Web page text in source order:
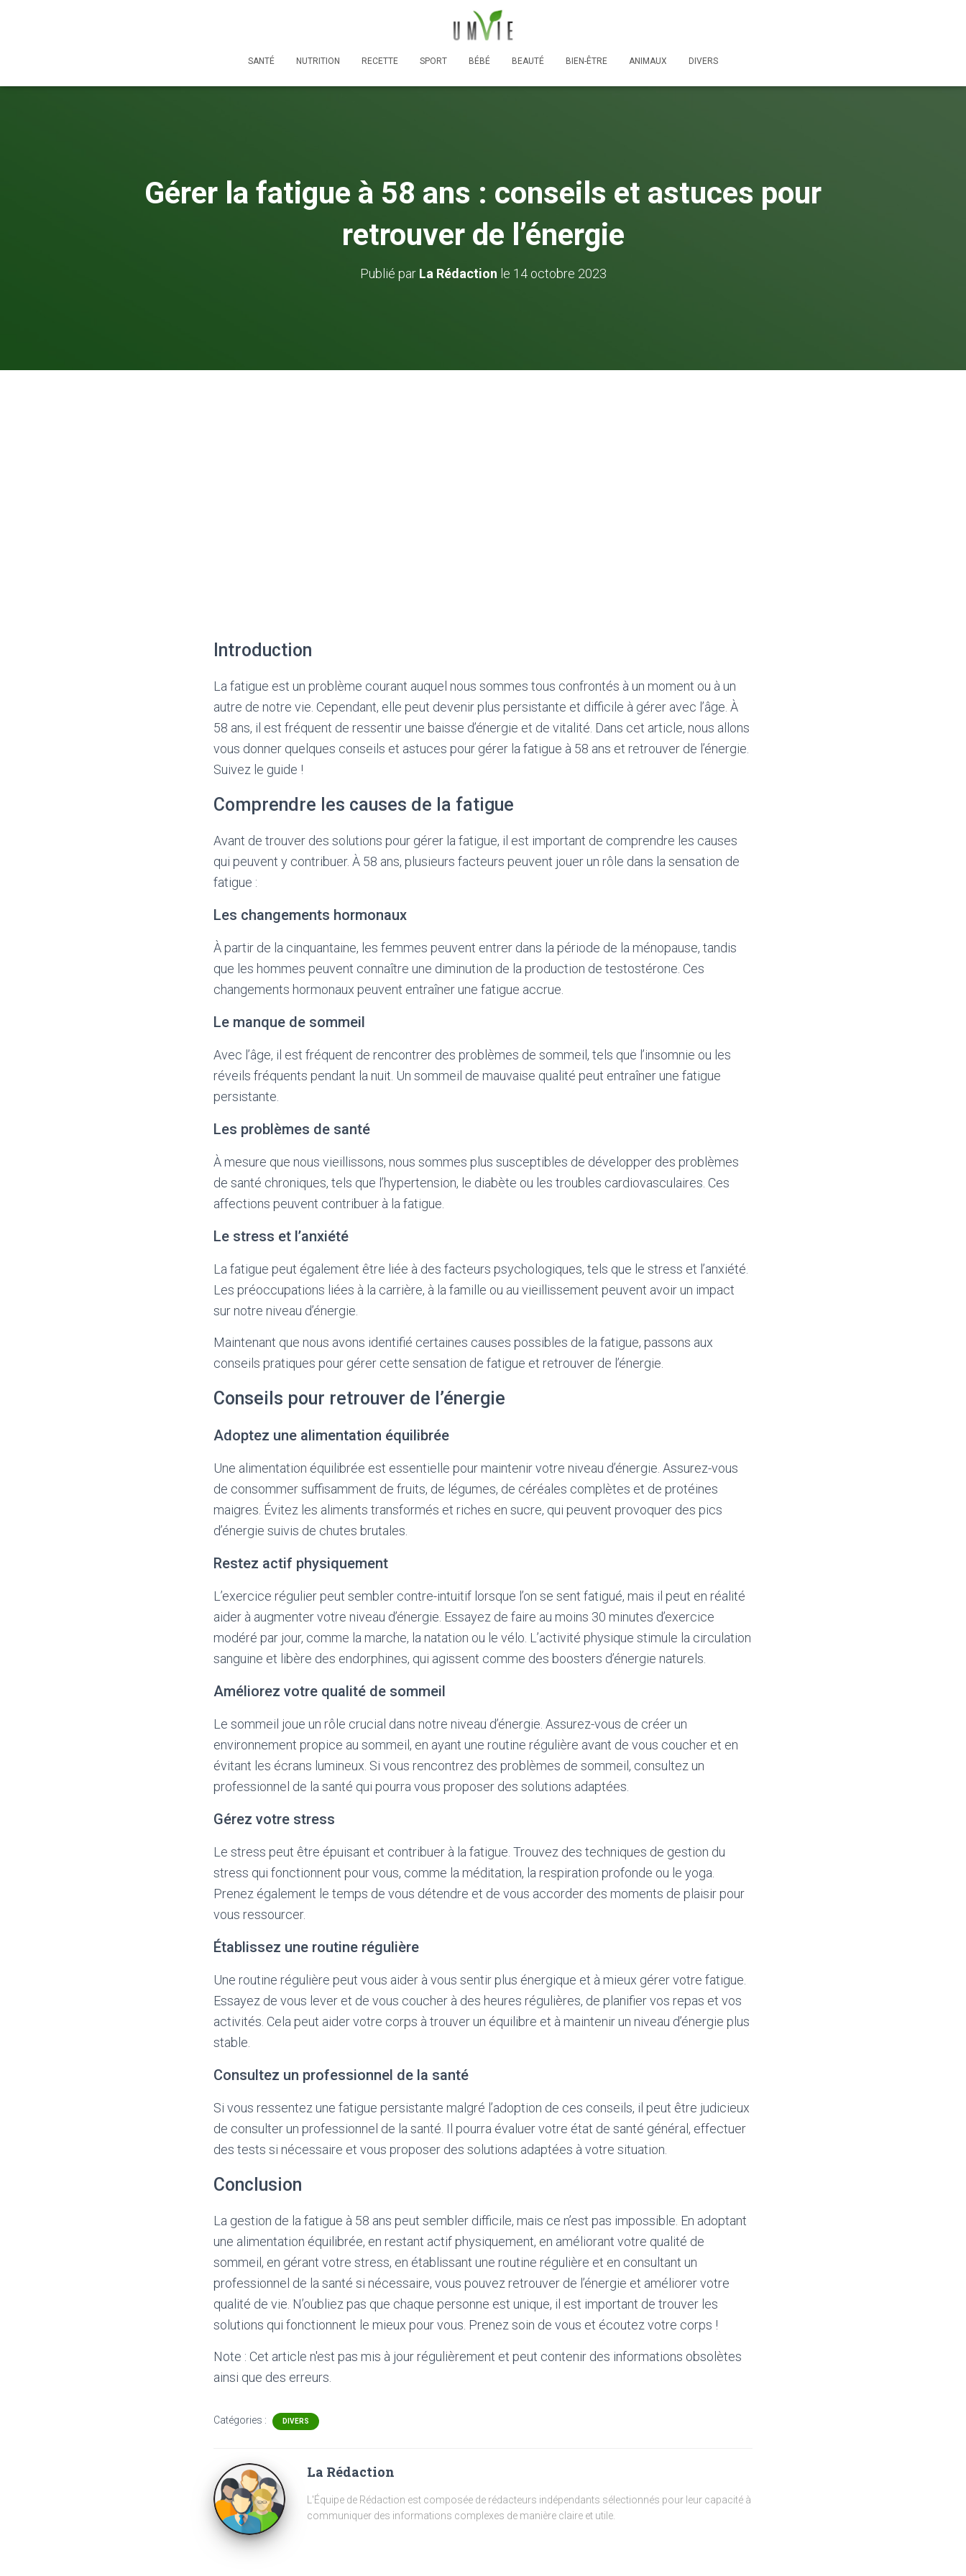
SANTÉ NUTRITION RECETTE SPORT BÉBÉ BEAUTÉ BIEN-ÊTRE ANIMAUX DIVERS
Gérer la fatigue à 58 ans : conseils et astuces pour
retrouver de l’énergie
Publié par La Rédaction le 14 octobre 2023
Introduction
La fatigue est un problème courant auquel nous sommes tous confrontés à un moment ou à un
autre de notre vie. Cependant, elle peut devenir plus persistante et difficile à gérer avec l’âge. À
58 ans, il est fréquent de ressentir une baisse d’énergie et de vitalité. Dans cet article, nous allons
vous donner quelques conseils et astuces pour gérer la fatigue à 58 ans et retrouver de l’énergie.
Suivez le guide !
Comprendre les causes de la fatigue
Avant de trouver des solutions pour gérer la fatigue, il est important de comprendre les causes
qui peuvent y contribuer. À 58 ans, plusieurs facteurs peuvent jouer un rôle dans la sensation de
fatigue :
Les changements hormonaux
À partir de la cinquantaine, les femmes peuvent entrer dans la période de la ménopause, tandis
que les hommes peuvent connaître une diminution de la production de testostérone. Ces
changements hormonaux peuvent entraîner une fatigue accrue.
Le manque de sommeil
Avec l’âge, il est fréquent de rencontrer des problèmes de sommeil, tels que l’insomnie ou les
réveils fréquents pendant la nuit. Un sommeil de mauvaise qualité peut entraîner une fatigue
persistante.
Les problèmes de santé
À mesure que nous vieillissons, nous sommes plus susceptibles de développer des problèmes
de santé chroniques, tels que l’hypertension, le diabète ou les troubles cardiovasculaires. Ces
affections peuvent contribuer à la fatigue.
Le stress et l’anxiété
La fatigue peut également être liée à des facteurs psychologiques, tels que le stress et l’anxiété.
Les préoccupations liées à la carrière, à la famille ou au vieillissement peuvent avoir un impact
sur notre niveau d’énergie.
Maintenant que nous avons identifié certaines causes possibles de la fatigue, passons aux
conseils pratiques pour gérer cette sensation de fatigue et retrouver de l’énergie.
Conseils pour retrouver de l’énergie
Adoptez une alimentation équilibrée
Une alimentation équilibrée est essentielle pour maintenir votre niveau d’énergie. Assurez-vous
de consommer suffisamment de fruits, de légumes, de céréales complètes et de protéines
maigres. Évitez les aliments transformés et riches en sucre, qui peuvent provoquer des pics
d’énergie suivis de chutes brutales.
Restez actif physiquement
L’exercice régulier peut sembler contre-intuitif lorsque l’on se sent fatigué, mais il peut en réalité
aider à augmenter votre niveau d’énergie. Essayez de faire au moins 30 minutes d’exercice
modéré par jour, comme la marche, la natation ou le vélo. L’activité physique stimule la circulation
sanguine et libère des endorphines, qui agissent comme des boosters d’énergie naturels.
Améliorez votre qualité de sommeil
Le sommeil joue un rôle crucial dans notre niveau d’énergie. Assurez-vous de créer un
environnement propice au sommeil, en ayant une routine régulière avant de vous coucher et en
évitant les écrans lumineux. Si vous rencontrez des problèmes de sommeil, consultez un
professionnel de la santé qui pourra vous proposer des solutions adaptées.
Gérez votre stress
Le stress peut être épuisant et contribuer à la fatigue. Trouvez des techniques de gestion du
stress qui fonctionnent pour vous, comme la méditation, la respiration profonde ou le yoga.
Prenez également le temps de vous détendre et de vous accorder des moments de plaisir pour
vous ressourcer.
Établissez une routine régulière
Une routine régulière peut vous aider à vous sentir plus énergique et à mieux gérer votre fatigue.
Essayez de vous lever et de vous coucher à des heures régulières, de planifier vos repas et vos
activités. Cela peut aider votre corps à trouver un équilibre et à maintenir un niveau d’énergie plus
stable.
Consultez un professionnel de la santé
Si vous ressentez une fatigue persistante malgré l’adoption de ces conseils, il peut être judicieux
de consulter un professionnel de la santé. Il pourra évaluer votre état de santé général, effectuer
des tests si nécessaire et vous proposer des solutions adaptées à votre situation.
Conclusion
La gestion de la fatigue à 58 ans peut sembler difficile, mais ce n’est pas impossible. En adoptant
une alimentation équilibrée, en restant actif physiquement, en améliorant votre qualité de
sommeil, en gérant votre stress, en établissant une routine régulière et en consultant un
professionnel de la santé si nécessaire, vous pouvez retrouver de l’énergie et améliorer votre
qualité de vie. N’oubliez pas que chaque personne est unique, il est important de trouver les
solutions qui fonctionnent le mieux pour vous. Prenez soin de vous et écoutez votre corps !
Note : Cet article n'est pas mis à jour régulièrement et peut contenir des informations obsolètes
ainsi que des erreurs.
Catégories : DIVERS
La Rédaction
L'Équipe de Rédaction est composée de rédacteurs indépendants sélectionnés pour leur capacité à
communiquer des informations complexes de manière claire et utile.